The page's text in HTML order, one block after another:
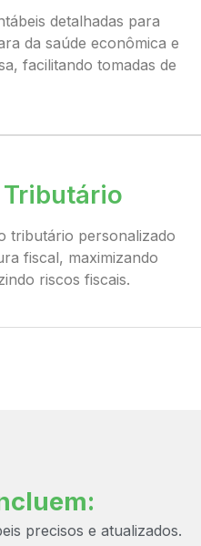
detalhadas para
da saúde econômica e
facilitando tomadas de
tributário personalizado
fiscal, maximizando
riscos fiscais.
precisos e atualizados.